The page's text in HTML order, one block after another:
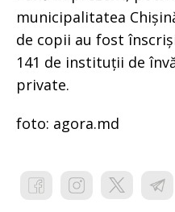
municipalitatea
de copii au fost
141 de instituții de
private.
foto: agora.md